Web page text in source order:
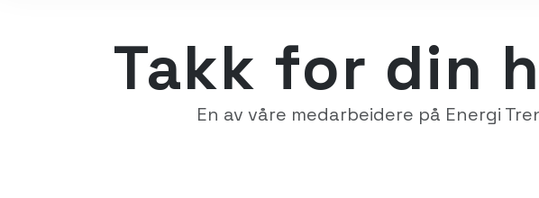
Takk for din
En av våre medarbeidere på Energi